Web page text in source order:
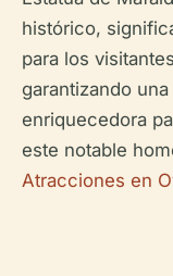
histórico,
para los
garantizando
enriquecedora
este notable
Atracciones en